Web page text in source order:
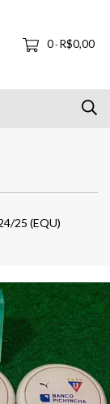
0-R$0,00
25 (EQU)